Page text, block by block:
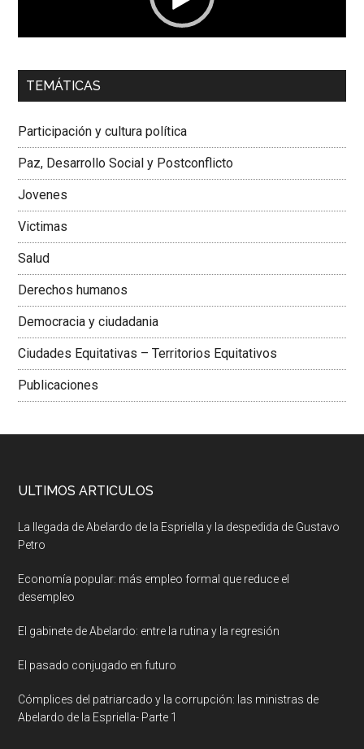
00:00 01:04
Dra. Carolina Corcho Mejía,Presidenta Corporación
Colombiana
TEMÁTICAS
Participación y cultura política
Paz, Desarrollo Social y Postconflicto
Jovenes
Victimas
Salud
Derechos humanos
Democracia y ciudadania
Ciudades Equitativas – Territorios Equitativos
Publicaciones
ULTIMOS ARTICULOS
La llegada de Abelardo de la Espriella y la despedida de Gustavo
Petro
Economía popular: más empleo formal que reduce el
desempleo
El gabinete de Abelardo: entre la rutina y la regresión
El pasado conjugado en futuro
Cómplices del patriarcado y la corrupción: las ministras de
Abelardo de la Espriella- Parte 1